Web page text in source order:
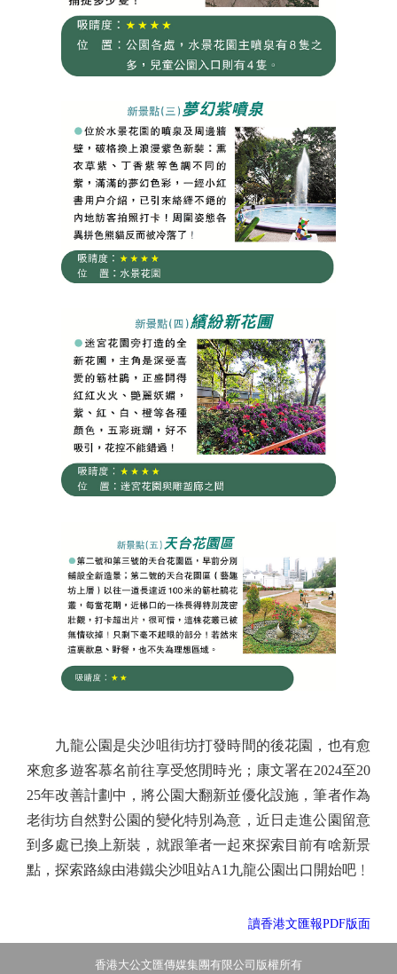
九龍公園是尖沙咀街坊打發時間的後花園，也有愈
來愈多遊客慕名前往享受悠閒時光；康文署在2024至20
25年改善計劃中，將公園大翻新並優化設施，筆者作為
老街坊自然對公園的變化特別為意，近日走進公園留意
到多處已換上新裝，就跟筆者一起來探索目前有啥新景
點，探索路線由港鐵尖沙咀站A1九龍公園出口開始吧﹗
讀香港文匯報PDF版面
香港大公文匯傳媒集團有限公司版權所有